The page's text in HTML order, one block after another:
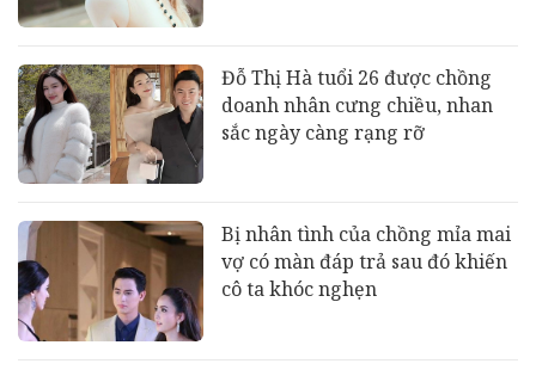
Đỗ Thị Hà tuổi 26 được chồng
doanh nhân cưng chiều, nhan
sắc ngày càng rạng rỡ
Bị nhân tình của chồng mỉa mai
vợ có màn đáp trả sau đó khiến
cô ta khóc nghẹn